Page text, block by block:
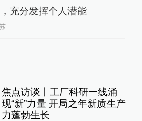
充分发挥个人潜能
焦点访谈丨工厂科研一线涌
现“新”力量 开局之年新质生产
力蓬勃生长